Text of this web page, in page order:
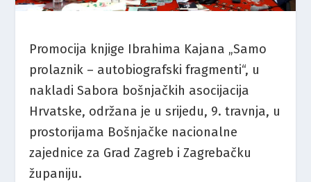
Promocija knjige Ibrahima Kajana „Samo
prolaznik – autobiografski fragmenti“, u
nakladi Sabora bošnjačkih asocijacija
Hrvatske, održana je u srijedu, 9. travnja, u
prostorijama Bošnjačke nacionalne
zajednice za Grad Zagreb i Zagrebačku
županiju.